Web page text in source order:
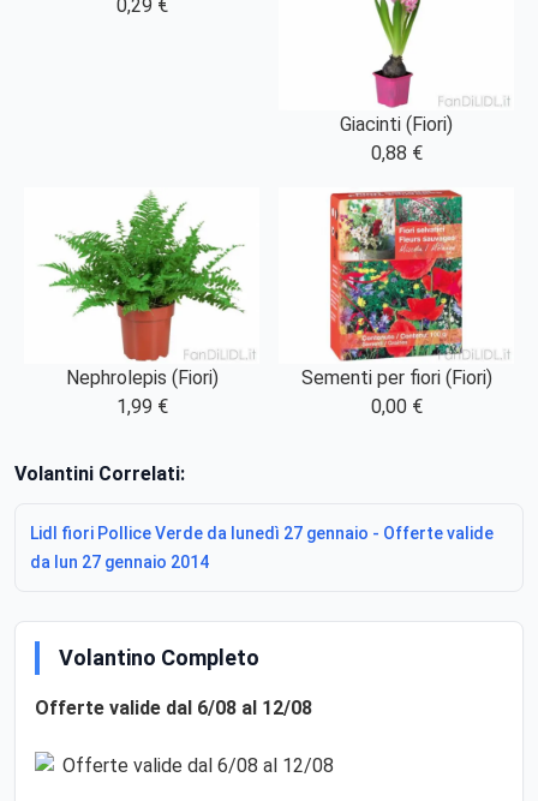
0,29 €
Giacinti (Fiori)
0,88 €
Nephrolepis (Fiori)
1,99 €
Sementi per fiori (Fiori)
0,00 €
Volantini Correlati:
Lidl fiori Pollice Verde da lunedì 27 gennaio - Offerte valide
da lun 27 gennaio 2014
Volantino Completo
Offerte valide dal 6/08 al 12/08